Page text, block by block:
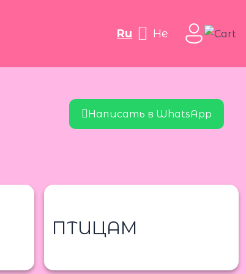
ru he
Написать в WhatsApp
ПТИЦАМ